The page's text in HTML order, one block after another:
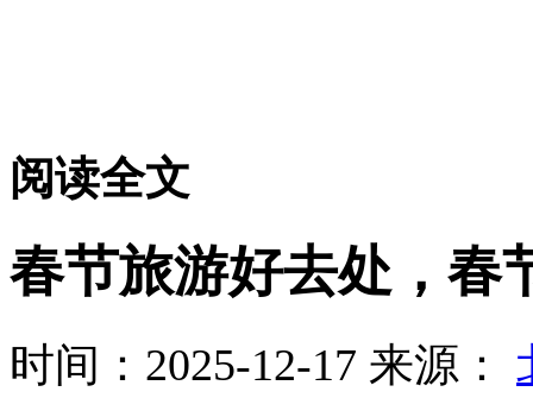
阅读全文
春节旅游好去处，春
时间：2025-12-17 来源：